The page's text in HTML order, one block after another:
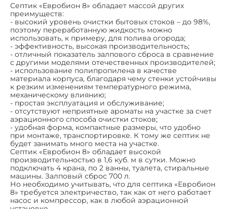
Септик «Евробион 8» обладает массой других
преимуществ:
- высокий уровень очистки бытовых стоков – до 98%,
поэтому переработанную жидкость можно
использовать, к примеру, для полива огорода;
- эффективность, высокая производительность;
- отличный показатель залпового сброса в сравнение
с другими моделями отечественных производителей;
- использование полипропилена в качестве
материала корпуса, благодаря чему стенки устойчивы
к резким изменениям температурного режима,
механическому влиянию;
- простая эксплуатация и обслуживание;
- отсутствуют неприятные ароматы на участке за счет
аэрационного способа очистки стоков;
- удобная форма, компактные размеры, что удобно
при монтаже, транспортировке. К тому же септик не
будет занимать много места на участке.
Септик «Евробион 8» обладает высокой
производительностью в 1,6 куб. м в сутки. Можно
подключать 4 крана, по 2 ванны, туалета, стиральные
машины. Залповый сброс 700 л.
Но необходимо учитывать, что для септика «Евробион
8» требуется электричество, так как от него работает
насос и компрессор, как в любой аэрационной